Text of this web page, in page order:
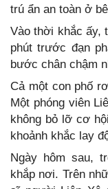
trú ẩn an toàn ở
Vào thời khắc ấy,
phút trước đạn
bước chân chậm
Cả một con phố
Một phóng viên
không bỏ lỡ cơ
khoảnh khắc lay
Ngày hôm sau,
khắp nơi. Trên